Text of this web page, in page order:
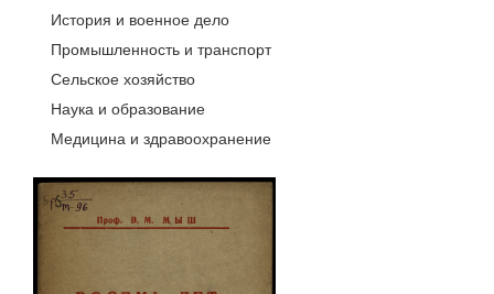
История и военное дело
Промышленность и транспорт
Сельское хозяйство
Наука и образование
Медицина и здравоохранение